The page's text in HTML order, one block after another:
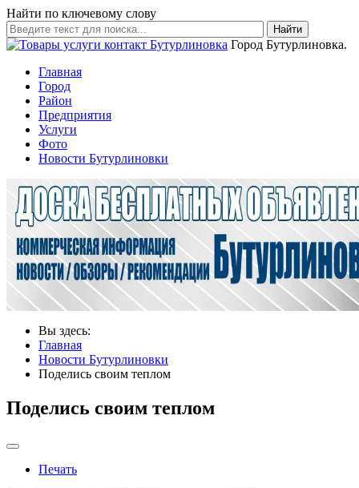
Найти по ключевому слову
Найти
Город Бутурлиновка.
Главная
Город
Район
Предприятия
Услуги
Фото
Новости Бутурлиновки
Вы здесь:
Главная
Новости Бутурлиновки
Поделись своим теплом
Поделись своим теплом
Печать